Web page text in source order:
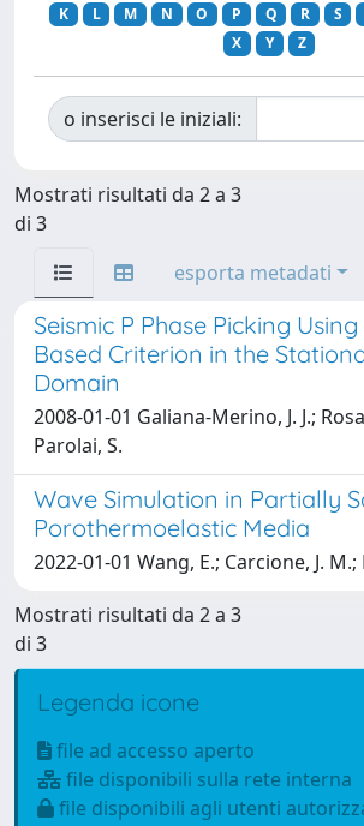
K
L M N O P Q R S
X
Y Z
o inserisci le iniziali:
Mostrati risultati da 2 a 3
di 3
esporta metadati
Seismic P Phase Picking
Based Criterion in the
Domain
2008-01-01 Galiana-Merino, J. J.;
Parolai, S.
Wave Simulation in Partially
Porothermoelastic Media
2022-01-01 Wang, E.; Carcione, J. M.;
Mostrati risultati da 2 a 3
di 3
Legenda icone
file ad accesso aperto
file disponibili sulla rete interna
file disponibili agli utenti